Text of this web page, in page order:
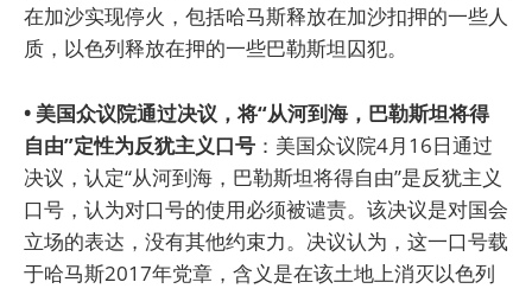
在加沙实现停火，包括哈马斯释放在加沙扣押的一些人
质，以色列释放在押的一些巴勒斯坦囚犯。
• 美国众议院通过决议，将“从河到海，巴勒斯坦将得
自由”定性为反犹主义口号 ：美国众议院4月16日通过
决议，认定“从河到海，巴勒斯坦将得自由”是反犹主义
口号，认为对口号的使用必须被谴责。该决议是对国会
立场的表达，没有其他约束力。决议认为，这一口号载
于哈马斯2017年党章，含义是在该土地上消灭以色列